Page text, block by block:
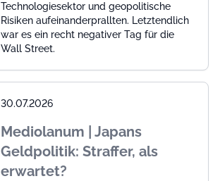
Technologiesektor und geopolitische
Risiken aufeinanderprallten. Letztendlich
war es ein recht negativer Tag für die
Wall Street.
30.07.2026
Mediolanum | Japans
Geldpolitik: Straffer, als
erwartet?